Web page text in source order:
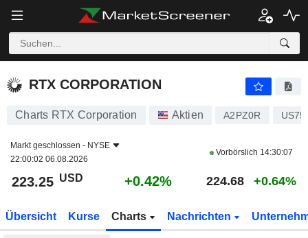
RTX CORPORATION +0.42%
RTX CORPORATION
Charts RTX Corporation Aktien A2PZ0R
Markt geschlossen - NYSE
22:00:02 06.08.2026
Vorbörslich 14:30:07
223.25 USD +0.42% 224.68 +0.64%
Übersicht Kurse Charts Nachrichten